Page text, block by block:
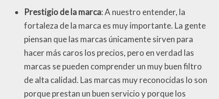
Prestigio de la marca: A nuestro entender, la
fortaleza de la marca es muy importante. La gente
piensan que las marcas únicamente sirven para
hacer más caros los precios, pero en verdad las
marcas se pueden comprender un muy buen filtro
de alta calidad. Las marcas muy reconocidas lo son
porque prestan un buen servicio y porque los